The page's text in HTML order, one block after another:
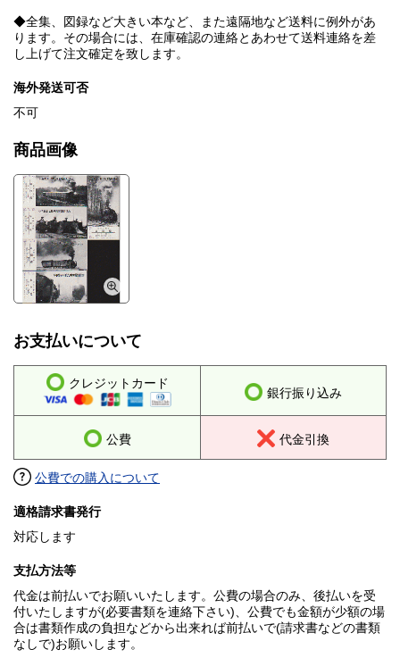
◆全集、図録など大きい本など、また遠隔地など送料に例外があ
ります。その場合には、在庫確認の連絡とあわせて送料連絡を差
し上げて注文確定を致します。
海外発送可否
不可
商品画像
お支払いについて
クレジットカード
銀行振り込み
公費 代金引換
公費での購入について
適格請求書発行
対応します
支払方法等
代金は前払いでお願いいたします。公費の場合のみ、後払いを受
付いたしますが(必要書類を連絡下さい)、公費でも金額が少額の場
合は書類作成の負担などから出来れば前払いで(請求書などの書類
なしで)お願いします。